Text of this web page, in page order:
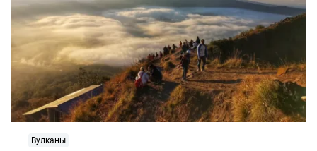
Сотрудничество
с
турагентствами
Соглашение
о
предоставлении
Вулканы